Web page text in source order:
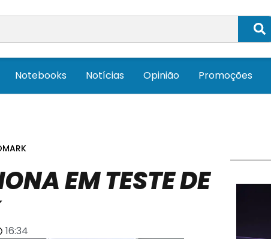
Notebooks Notícias Opinião Promoções
EM TESTE DE
16:34